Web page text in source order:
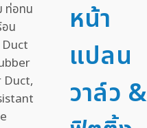
หน้า
แปลน
วาล์ว &